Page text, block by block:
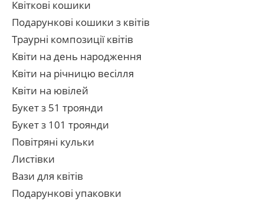
Квіткові кошики
Подарункові кошики з квітів
Траурні композиції квітів
Квіти на день народження
Квіти на річницю весілля
Квіти на ювілей
Букет з 51 троянди
Букет з 101 троянди
Повітряні кульки
Листівки
Вази для квітів
Подарункові упаковки